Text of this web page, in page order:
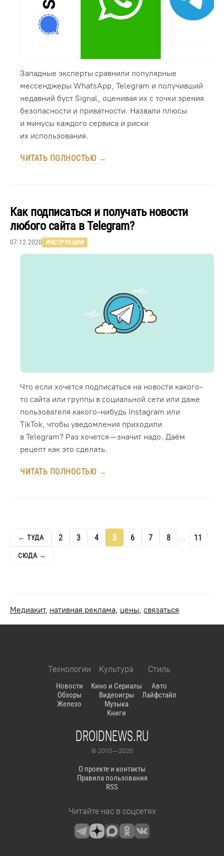
Западные эксперты сравнили популярные
мессенджеры WhatsApp, Telegram и получивший
недавний буст Signal, оценивая их с точки зрения
безопасности и приватности. Назвали плюсы
и минусы каждого сервиса и риски
их использования.
ЧИТАТЬ ПОЛНОСТЬЮ →
Как подписаться и получать новости
любого сайта в Telegram?
07.12.2020 ИНСТРУКЦИИ
Что если хочется подписаться на новости какого-
то сайта или группы в социальной сети или даже
пользователя какого-нибудь Instagram или
TikTok, чтобы уведомления приходили
в Telegram? Раз хочется — значит надо. Даём
рецепт как это сделать.
ЧИТАТЬ ПОЛНОСТЬЮ →
← ТУДА 2 3 4 5 6 7 8 ... 11
СЮДА →
Медиакит, нативная реклама, цены, связаться
DROIDNEWS.RU
© 2010 — 2026
О проекте и контакты
Правила пользования
RSS
Технологии
Новости
Обзоры
Железо
Культура
Кино и Сериалы
Видеоигры
Музыка
Книги
Стиль
Авто
Лайфстайл
Читайте нас в соцсетях